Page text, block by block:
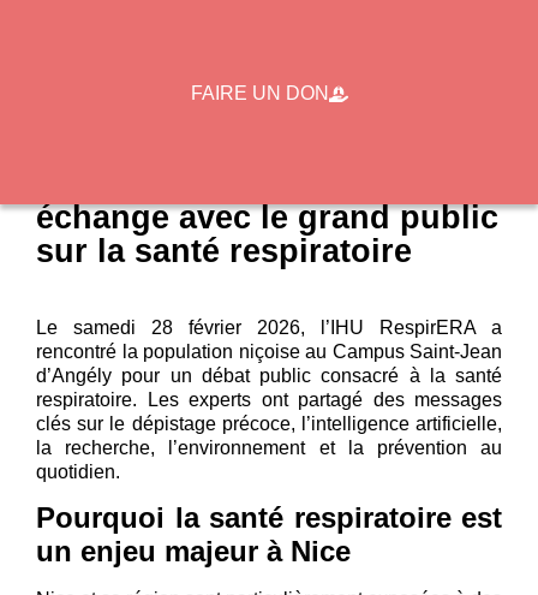
FAIRE UN DON
échange avec le grand public
sur la santé respiratoire
Le samedi 28 février 2026, l’IHU RespirERA a
rencontré la population niçoise au Campus Saint-Jean
d’Angély pour un débat public consacré à la santé
respiratoire. Les experts ont partagé des messages
clés sur le dépistage précoce, l’intelligence artificielle,
la recherche, l’environnement et la prévention au
quotidien.
Pourquoi la santé respiratoire est
un enjeu majeur à Nice